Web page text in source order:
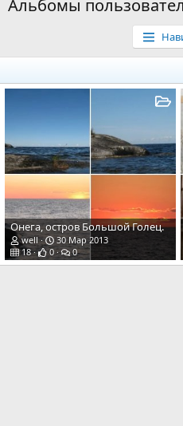
Альбомы
Онега, остров Большой Голец.
well
30 Мар 2013
18
0 0